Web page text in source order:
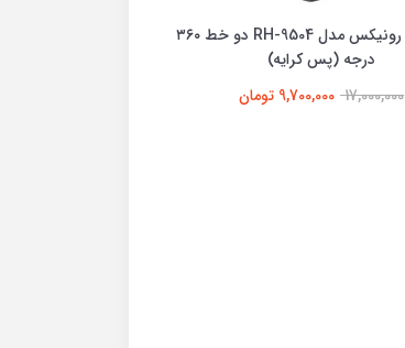
تراز لیزری رونیکس مدل RH-9504 دو خط ۳۶۰
درجه (پس کرایه)
17,000,000 9,700,000 تومان